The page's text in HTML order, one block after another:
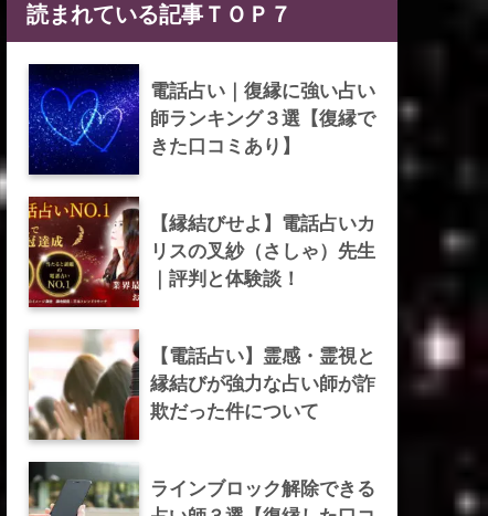
読まれている記事ＴＯＰ７
電話占い｜復縁に強い占い
師ランキング３選【復縁で
きた口コミあり】
【縁結びせよ】電話占いカ
リスの叉紗（さしゃ）先生
｜評判と体験談！
【電話占い】霊感・霊視と
縁結びが強力な占い師が詐
欺だった件について
ラインブロック解除できる